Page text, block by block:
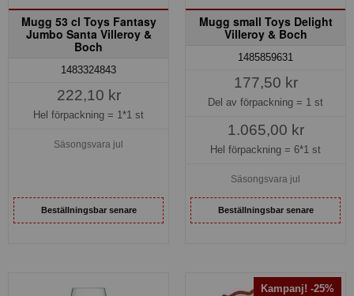
Mugg 53 cl Toys Fantasy
Jumbo Santa Villeroy &
Boch
1483324843
222,10 kr
Hel förpackning = 1*1 st
Säsongsvara jul
Beställningsbar senare
Mugg small Toys Delight
Villeroy & Boch
1485859631
177,50 kr
Del av förpackning = 1 st
1.065,00 kr
Hel förpackning = 6*1 st
Säsongsvara jul
Beställningsbar senare
Kampanj! -25%